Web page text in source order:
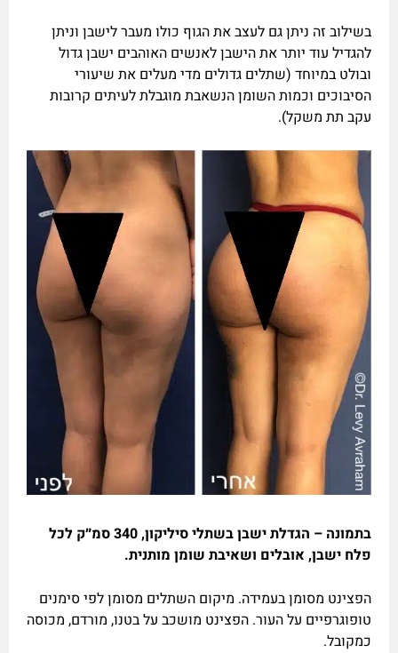
בשילוב זה ניתן גם לעצב את הגוף כולו מעבר לישבן וניתן
להגדיל עוד יותר את הישבן לאנשים האוהבים ישבן גדול
ובולט במיוחד (שתלים גדולים מדי מעלים את שיעורי
הסיבוכים וכמות השומן הנשאבת מוגבלת לעיתים קרובות
עקב תת משקל).
בתמונה – הגדלת ישבן בשתלי סיליקון, 340 סמ״ק לכל
פלח ישבן, אובלים ושאיבת שומן מותנית.
הפצינט מסומן בעמידה. מיקום השתלים מסומן לפי סימנים
טופוגרפיים על העור. הפצינט מושכב על בטנו, מורדם, מכוסה
כמקובל.